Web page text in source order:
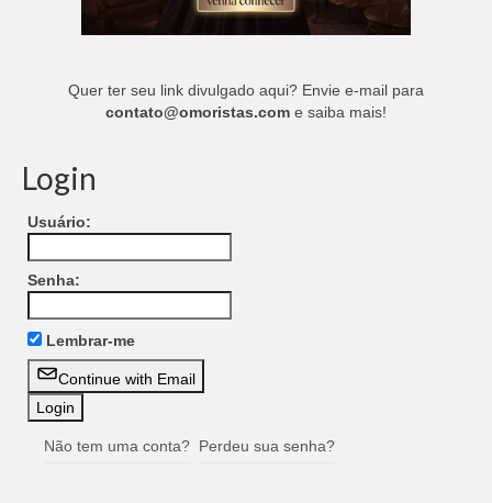
Quer ter seu link divulgado aqui? Envie e-mail para
contato@omoristas.com e saiba mais!
Login
Usuário:
Senha:
Lembrar-me
Continue with Email
Não tem uma conta? Perdeu sua senha?